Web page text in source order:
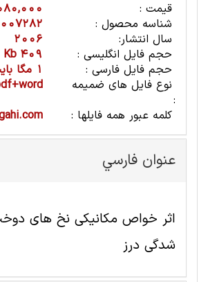
قیمت :
2,080,000
شناسه محصول :
سال انتشار:
2006
حجم فایل انگلیسی :
409 Kb
حجم فایل فارسی :
1 مگا بایت
نوع فایل های ضمیمه
:
کلمه عبور همه فایلها :
عنوان فارسي
اثر خواص مکانیکی نخ های
شدگی درز